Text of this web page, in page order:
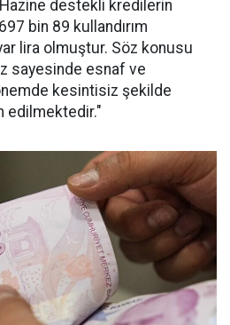
destekli kredilerin
bin 89 kullandırım
lira olmuştur. Söz konusu
sayesinde esnaf ve
kesintisiz şekilde
edilmektedir."